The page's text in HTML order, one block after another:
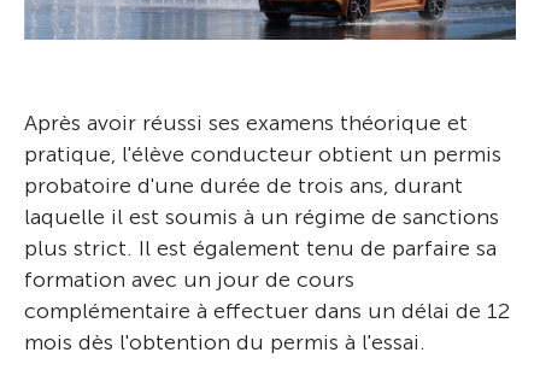
Après avoir réussi ses examens théorique et
pratique, l'élève conducteur obtient un permis
probatoire d'une durée de trois ans, durant
laquelle il est soumis à un régime de sanctions
plus strict. Il est également tenu de parfaire sa
formation avec un jour de cours
complémentaire à effectuer dans un délai de 12
mois dès l'obtention du permis à l'essai.